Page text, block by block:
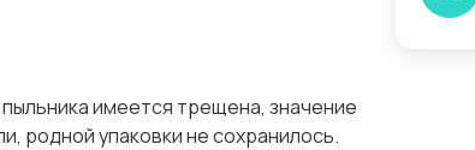
имеется трещена, значение
родной упаковки не сохранилось.